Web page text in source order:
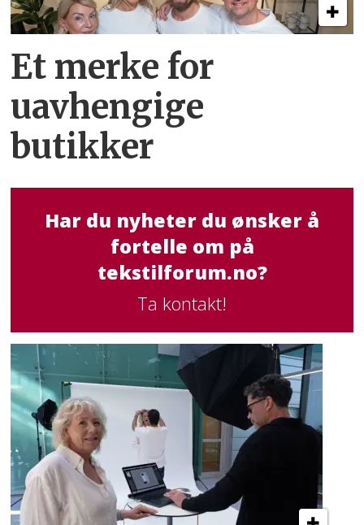
Et merke for
uavhengige
butikker
Har du nyheter du ønsker å
fortelle om på
tekstilforum.no?
Ta kontakt!